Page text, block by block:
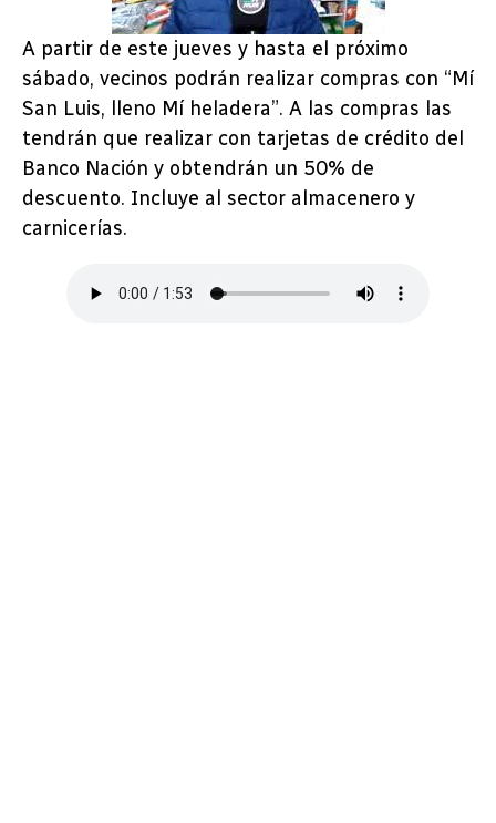
A partir de este jueves y hasta el próximo
sábado, vecinos podrán realizar compras con “Mí
San Luis, lleno Mí heladera”. A las compras las
tendrán que realizar con tarjetas de crédito del
Banco Nación y obtendrán un 50% de
descuento. Incluye al sector almacenero y
carnicerías.